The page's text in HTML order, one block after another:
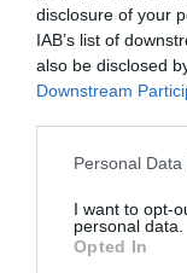
disclosure of your
IAB’s list of
also be disclosed
Downstream
Please note that
not limited to your
grant or deny
use your data for
Personal
I want to opt-
personal data.
Opted In